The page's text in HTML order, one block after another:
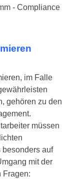
im Falle
gehören zu den
müssen
besonders auf
mit der
Fragen: